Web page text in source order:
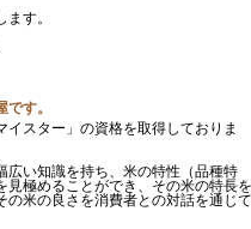
す。
す。
スター」の資格を取得しておりま
広い知識を持ち、米の特性（品種特
見極めることができ、その米の特長を
の米の良さを消費者との対話を通じて